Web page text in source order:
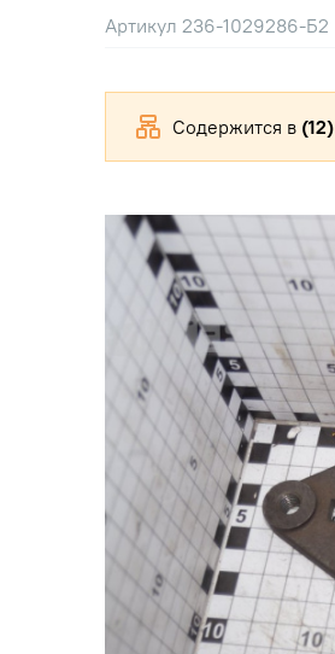
Артикул 236-1029286-Б2
Содержится в (12)